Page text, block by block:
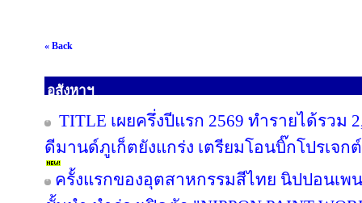
« Back
อสังหาฯ
TITLE เผยครึ่งปีแรก 2569 ทำรายได้รวม
ดีมานด์ภูเก็ตยังแกร่ง เตรียมโอนบิ๊กโปรเจ
ครั้งแรกของอุตสาหกรรมสีไทย นิปปอนเพ